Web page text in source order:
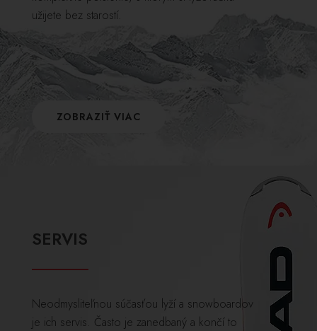
užijete bez starostí.
ZOBRAZIŤ VIAC
SERVIS
Neodmysliteľnou súčasťou lyží a snowboardov
je ich servis. Často je zanedbaný a končí to